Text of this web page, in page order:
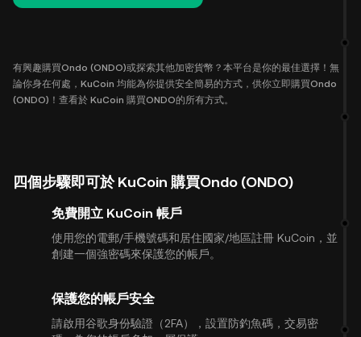
有興趣購買Ondo (ONDO)或探索其他加密貨幣？本平台是你的最佳選擇！無
論你身在何處，KuCoin 均能為你提供安全簡易的方式，供你立即購買Ondo
(ONDO)！查看於 KuCoin 購買ONDO的所有方式。
四個步驟即可於 KuCoin 購買Ondo (ONDO)
免費開立 KuCoin 帳戶
使用您的電郵/手機號碼和居住國家/地區註冊 KuCoin，並
創建一個強密碼來保護您的帳戶。
保護您的帳戶安全
請啟用谷歌身份驗證（2FA），設置防釣魚碼，交易密